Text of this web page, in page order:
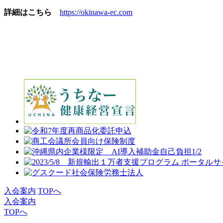
詳細はこちら https://okinawa-ec.com
入会案内 TOPへ
入会案内
TOPへ